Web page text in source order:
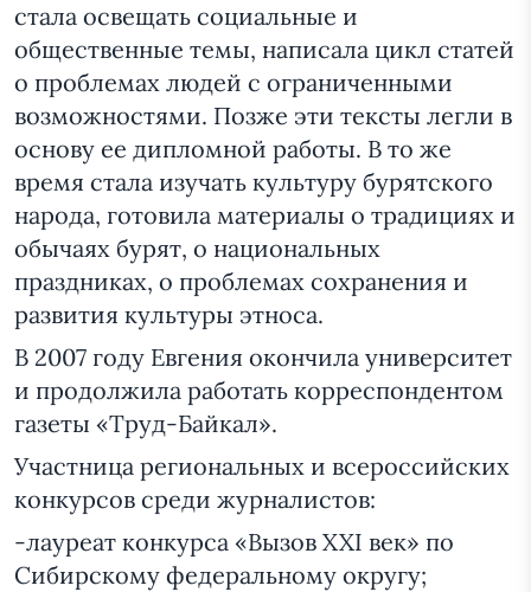
стала освещать социальные и
общественные темы, написала цикл статей
о проблемах людей с ограниченными
возможностями. Позже эти тексты легли в
основу ее дипломной работы. В то же
время стала изучать культуру бурятского
народа, готовила материалы о традициях и
обычаях бурят, о национальных
праздниках, о проблемах сохранения и
развития культуры этноса.
В 2007 году Евгения окончила университет
и продолжила работать корреспондентом
газеты «Труд-Байкал».
Участница региональных и всероссийских
конкурсов среди журналистов:
-лауреат конкурса «Вызов XXI век» по
Сибирскому федеральному округу;